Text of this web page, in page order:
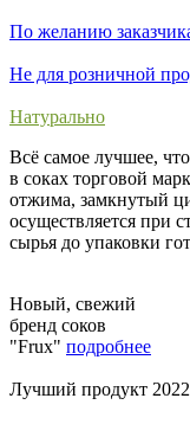
По желанию
Не для розничной
Натурально
Всё самое лучшее,
в соках торговой
отжима, замкнутый
осуществляется при
сырья до упаковки
Новый, свежий
бренд соков
"Frux" подробнее
Лучший продукт 2022